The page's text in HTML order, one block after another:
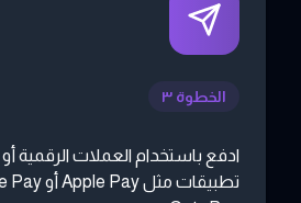
الخطوة ٣
ادفع باستخدام العملات الرقمية